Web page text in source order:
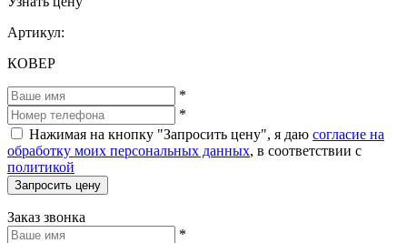
Артикул:
КОВЕР
*
*
Нажимая на кнопку "Запросить цену", я даю согласие на
обработку моих персональных данных, в соответствии с
политикой
Запросить цену
Заказ звонка
*